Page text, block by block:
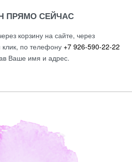
ПРЯМО СЕЙЧАС
корзину на сайте, через
клик, по телефону +7 926-590-22-22
Ваше имя и адрес.